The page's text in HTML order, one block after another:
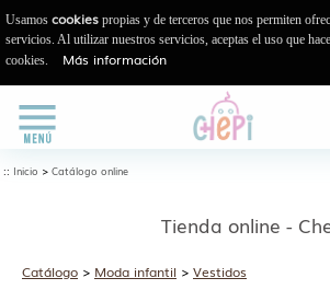
:: Inicio > Catálogo online
Tienda online -
Catálogo > Moda infantil > Vestidos
Usamos cookies propias y de terceros que nos permiten
servicios. Al utilizar nuestros servicios, aceptas el uso que
cookies.
Más información